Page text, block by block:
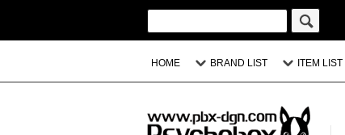
HOME BRAND LIST ITEM LIST